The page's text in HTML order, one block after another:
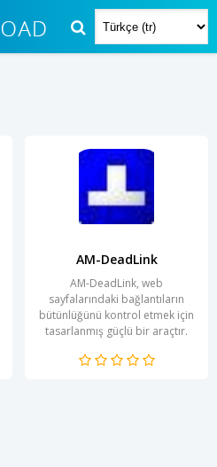
AM-DeadLink
AM-DeadLink, web
sayfalarındaki bağlantıların
bütünlüğünü kontrol etmek için
tasarlanmış güçlü bir araçtır.
optimize etmelerine ve...